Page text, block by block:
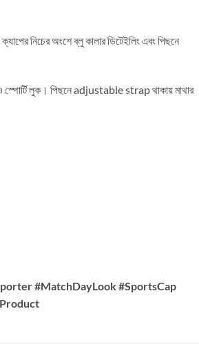
নিচের অংশে ব্লু কালার ডিটেইলিং এবং পিছনে
ও স্পোর্টি লুক। পিছনে adjustable strap থাকায় মাথার
#MatchDayLook #SportsCap